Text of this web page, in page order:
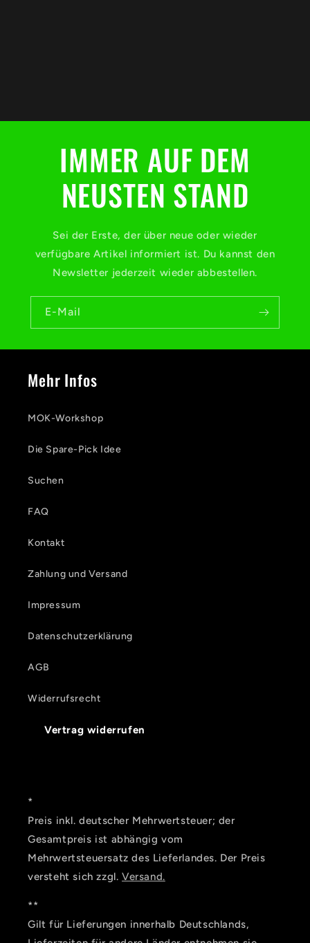
n
e
IMMER AUF DEM
NEUSTEN STAND
Sei der Erste, der über neue oder wieder
verfügbare Artikel informiert ist. Du kannst den
Newsletter jederzeit wieder abbestellen.
E-Mail
Mehr Infos
MOK-Workshop
Die Spare-Pick Idee
Suchen
FAQ
Kontakt
Zahlung und Versand
Impressum
Datenschutzerklärung
AGB
Widerrufsrecht
Vertrag widerrufen
*
Preis inkl. deutscher Mehrwertsteuer; der
Gesamtpreis ist abhängig vom
Mehrwertsteuersatz des Lieferlandes. Der Preis
versteht sich zzgl. Versand.
**
Gilt für Lieferungen innerhalb Deutschlands,